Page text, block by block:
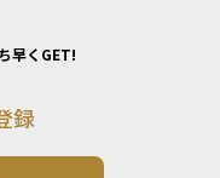
早くGET!
録